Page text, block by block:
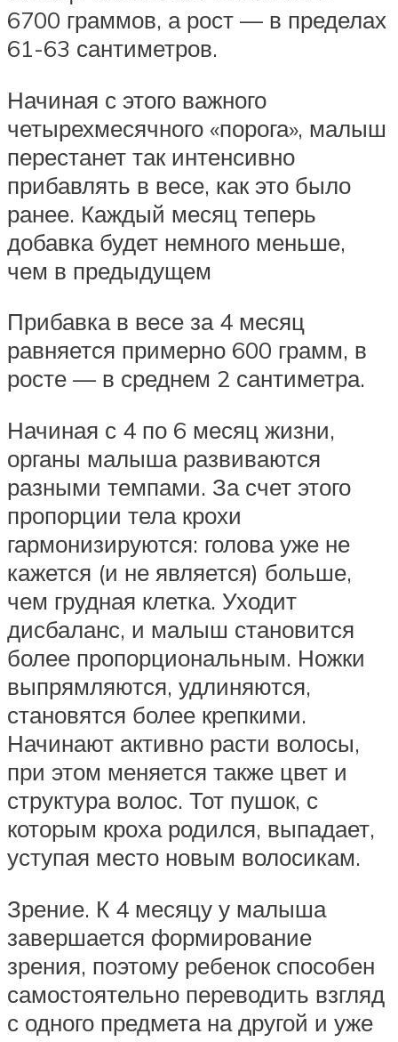
6700 граммов, а рост — в пределах
61-63 сантиметров.
Начиная с этого важного
четырехмесячного «порога», малыш
перестанет так интенсивно
прибавлять в весе, как это было
ранее. Каждый месяц теперь
добавка будет немного меньше,
чем в предыдущем
Прибавка в весе за 4 месяц
равняется примерно 600 грамм, в
росте — в среднем 2 сантиметра.
Начиная с 4 по 6 месяц жизни,
органы малыша развиваются
разными темпами. За счет этого
пропорции тела крохи
гармонизируются: голова уже не
кажется (и не является) больше,
чем грудная клетка. Уходит
дисбаланс, и малыш становится
более пропорциональным. Ножки
выпрямляются, удлиняются,
становятся более крепкими.
Начинают активно расти волосы,
при этом меняется также цвет и
структура волос. Тот пушок, с
которым кроха родился, выпадает,
уступая место новым волосикам.
Зрение. К 4 месяцу у малыша
завершается формирование
зрения, поэтому ребенок способен
самостоятельно переводить взгляд
с одного предмета на другой и уже